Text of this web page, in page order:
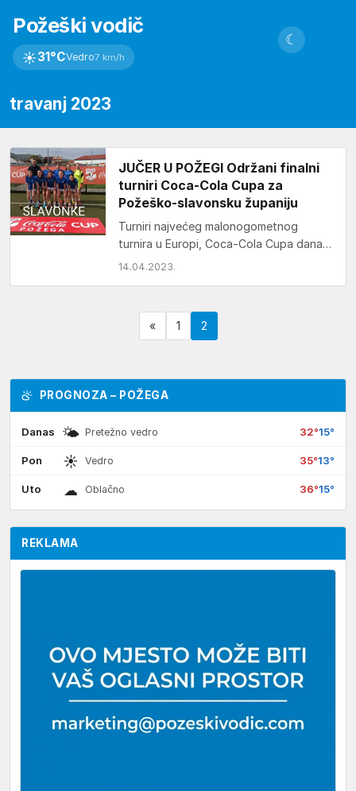
Požeški vodič
☀31°CVedro7 km/h
☾
travanj 2023
JUČER U POŽEGI Održani finalni
turniri Coca-Cola Cupa za
Požeško-slavonsku županiju
Turniri najvećeg malonogometnog
turnira u Europi, Coca-Cola Cupa danas
su održani u Požeško-slavonskoj
14.04.2023.
« 1 2
PROGNOZA – POŽEGA
Danas 🌤 Pretežno vedro 32°15°
Pon ☀ Vedro 35°13°
Uto ☁ Oblačno 36°15°
REKLAMA